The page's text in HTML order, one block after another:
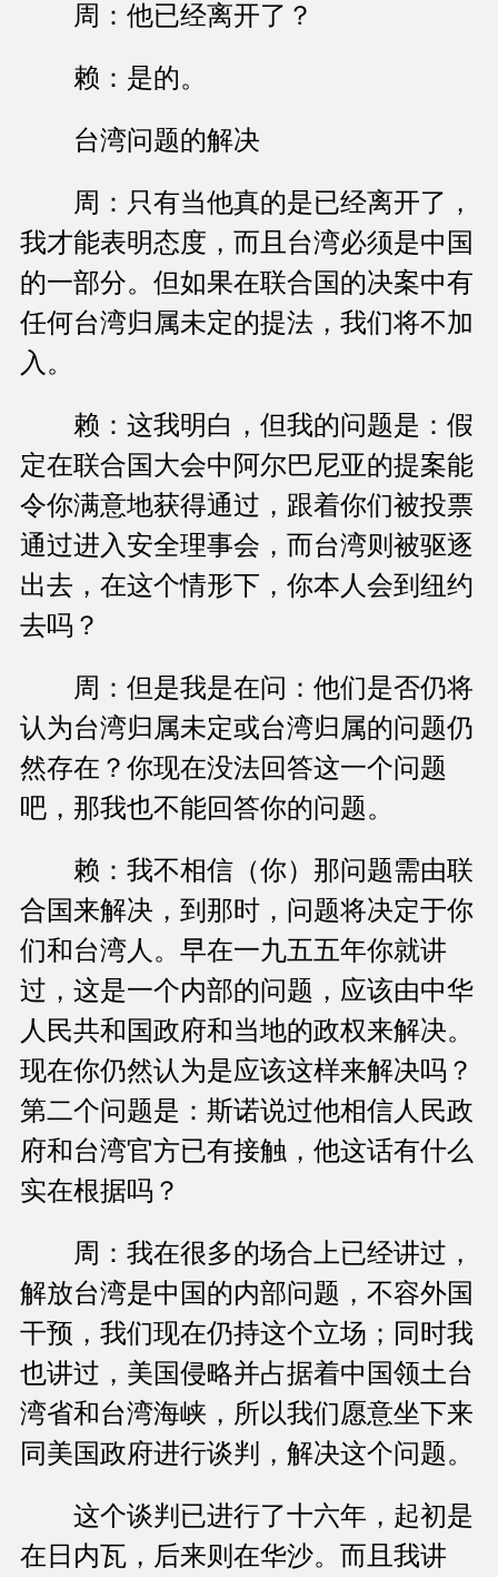
周：他已经离开了？
赖：是的。
台湾问题的解决
周：只有当他真的是已经离开了，
我才能表明态度，而且台湾必须是中国
的一部分。但如果在联合国的决案中有
任何台湾归属未定的提法，我们将不加
入。
赖：这我明白，但我的问题是：假
定在联合国大会中阿尔巴尼亚的提案能
令你满意地获得通过，跟着你们被投票
通过进入安全理事会，而台湾则被驱逐
出去，在这个情形下，你本人会到纽约
去吗？
周：但是我是在问：他们是否仍将
认为台湾归属未定或台湾归属的问题仍
然存在？你现在没法回答这一个问题
吧，那我也不能回答你的问题。
赖：我不相信（你）那问题需由联
合国来解决，到那时，问题将决定于你
们和台湾人。早在一九五五年你就讲
过，这是一个内部的问题，应该由中华
人民共和国政府和当地的政权来解决。
现在你仍然认为是应该这样来解决吗？
第二个问题是：斯诺说过他相信人民政
府和台湾官方已有接触，他这话有什么
实在根据吗？
周：我在很多的场合上已经讲过，
解放台湾是中国的内部问题，不容外国
干预，我们现在仍持这个立场；同时我
也讲过，美国侵略并占据着中国领土台
湾省和台湾海峡，所以我们愿意坐下来
同美国政府进行谈判，解决这个问题。
这个谈判已进行了十六年，起初是
在日内瓦，后来则在华沙。而且我讲